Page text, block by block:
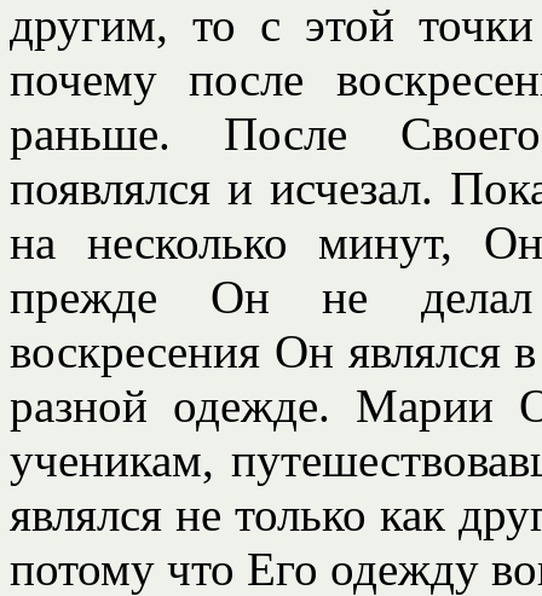
другим, то с этой
почему после
раньше. После
появлялся и исчезал.
на несколько минут,
прежде Он не делал
воскресения Он являлся
разной одежде. Марии
ученикам,
являлся не только как
потому что Его одежду